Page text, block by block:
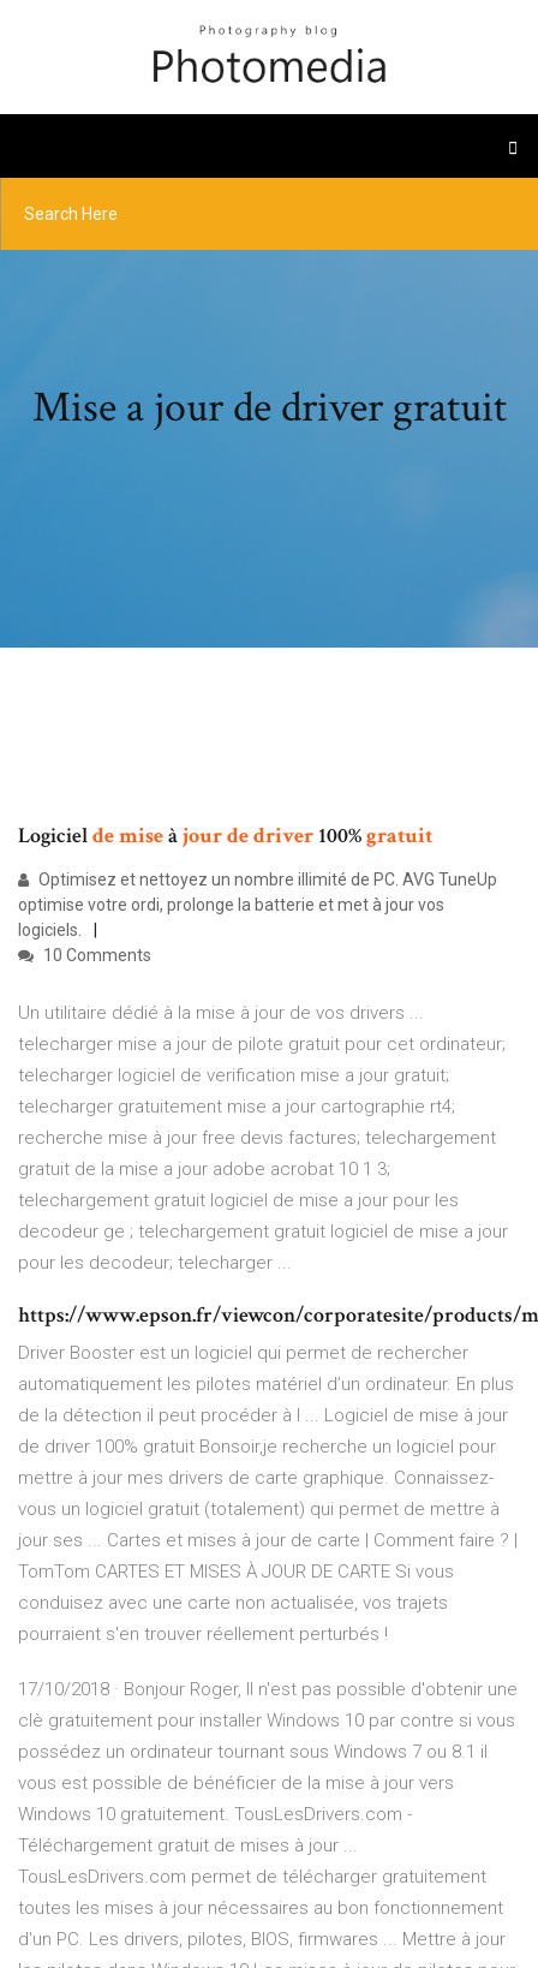
Mise a jour de driver gratuit
Logicieldemiseàjourdedriver 100%gratuit
Optimisez et nettoyez un nombre illimité de PC. AVG TuneUp
optimise votre ordi, prolonge la batterie et met à jour vos
logiciels.
10 Comments
Un utilitaire dédié à la mise à jour de vos drivers ...
telecharger mise a jour de pilote gratuit pour cet ordinateur;
telecharger logiciel de verification mise a jour gratuit;
telecharger gratuitement mise a jour cartographie rt4;
recherche mise à jour free devis factures; telechargement
gratuit de la mise a jour adobe acrobat 10 1 3;
telechargement gratuit logiciel de mise a jour pour les
decodeur ge ; telechargement gratuit logiciel de mise a jour
pour les decodeur; telecharger ...
https://www.epson.fr/viewcon/corporatesite/products/
Driver Booster est un logiciel qui permet de rechercher
automatiquement les pilotes matériel d’un ordinateur. En plus
de la détection il peut procéder à l ... Logiciel de mise à jour
de driver 100% gratuit Bonsoir,je recherche un logiciel pour
mettre à jour mes drivers de carte graphique. Connaissez-
vous un logiciel gratuit (totalement) qui permet de mettre à
jour ses ... Cartes et mises à jour de carte | Comment faire ? |
TomTom CARTES ET MISES À JOUR DE CARTE Si vous
conduisez avec une carte non actualisée, vos trajets
pourraient s'en trouver réellement perturbés !
17/10/2018 · Bonjour Roger, Il n'est pas possible d'obtenir une
clè gratuitement pour installer Windows 10 par contre si vous
possédez un ordinateur tournant sous Windows 7 ou 8.1 il
vous est possible de bénéficier de la mise à jour vers
Windows 10 gratuitement. TousLesDrivers.com -
Téléchargement gratuit de mises à jour ...
TousLesDrivers.com permet de télécharger gratuitement
toutes les mises à jour nécessaires au bon fonctionnement
d'un PC. Les drivers, pilotes, BIOS, firmwares ... Mettre à jour